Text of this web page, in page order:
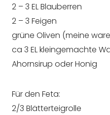
2 – 3 EL Blauberren
2 – 3 Feigen
grüne Oliven (meine
ca 3 EL kleingemachte
Ahornsirup oder Honig
Für den Feta:
2/3 Blätterteigrolle